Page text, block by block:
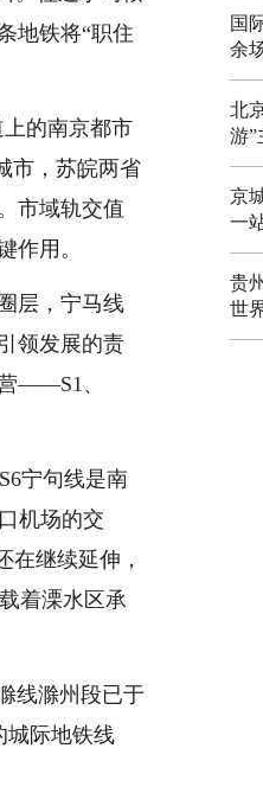
地铁将“职住
的南京都市
市，苏皖两省
市域轨交值
作用。
层，宁马线
领发展的责
——S1、
宁句线是南
机场的交
在继续延伸，
着溧水区承
线滁州段已于
城际地铁线
国
余
北
游”
京
一
贵
世